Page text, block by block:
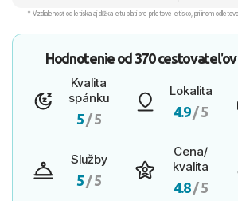
* Vzdialenosť od letiska aj dľžka letu platí pre príletové letisko, pri inom
Hodnotenie od 370 cestovateľov
Kvalita
spánku
5 / 5
Lokalita
4.9/ 5
Služby
5 / 5
Cena/
kvalita
4.8/ 5